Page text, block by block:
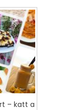
– katt a